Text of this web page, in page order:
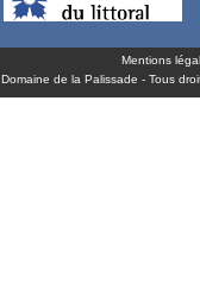
Mentions
Domaine de la Palissade - Tous